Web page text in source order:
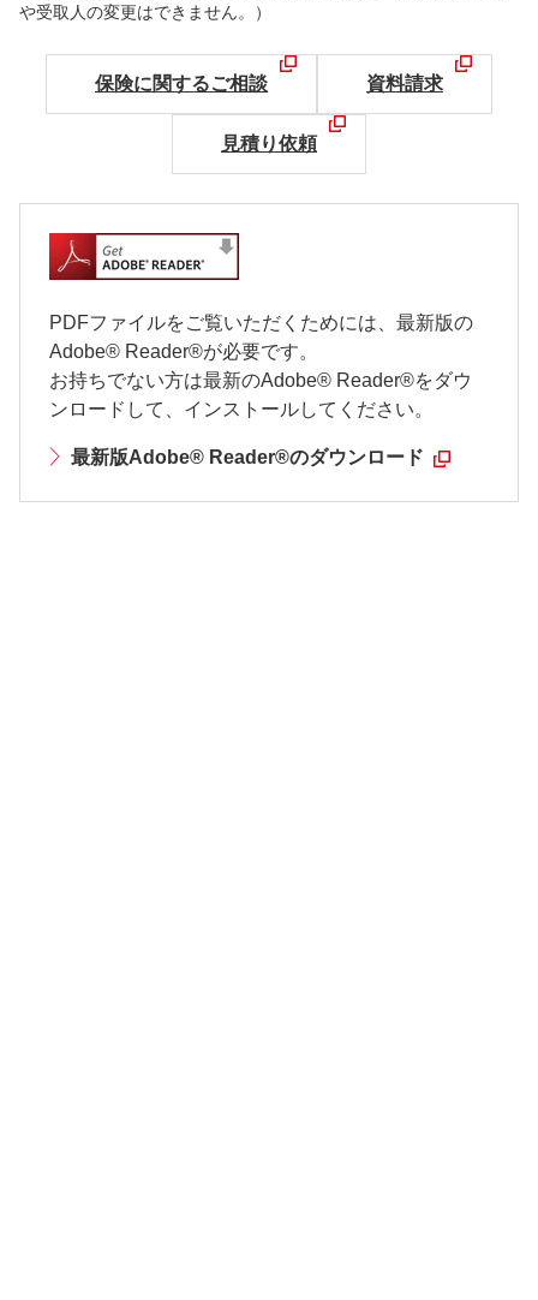
や受取人の変更はできません。）
保険に関するご相談 資料請求
見積り依頼
PDFファイルをご覧いただくためには、最新版の
Adobe® Reader®が必要です。
お持ちでない方は最新のAdobe® Reader®をダウ
ンロードして、インストールしてください。
最新版Adobe® Reader®のダウンロード